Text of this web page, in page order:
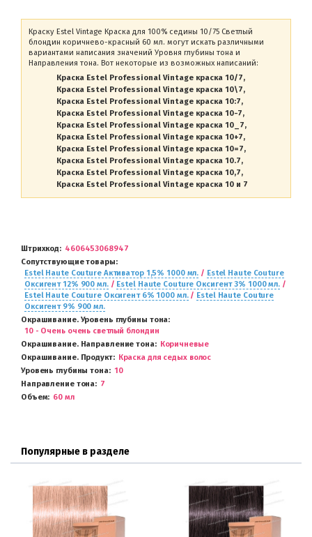
Краску Estel Vintage Краска для 100% седины 10/75 Светлый
блондин коричнево-красный 60 мл. могут искать различными
вариантами написания значений Уровня глубины тона и
Направления тона. Вот некоторые из возможных написаний:
Краска Estel Professional Vintage краска 10/7
Краска Estel Professional Vintage краска 10\7
Краска Estel Professional Vintage краска 10:7
Краска Estel Professional Vintage краска 10-7
Краска Estel Professional Vintage краска 10_7
Краска Estel Professional Vintage краска 10+7
Краска Estel Professional Vintage краска 10=7
Краска Estel Professional Vintage краска 10.7
Краска Estel Professional Vintage краска 10,7
Краска Estel Professional Vintage краска 10 и 7
Штрихкод
4606453068947
Сопутствующие товары
Estel Haute Couture Активатор 1,5% 1000 мл. / Estel Haute Couture
Оксигент 12% 900 мл./ Estel Haute Couture Оксигент 3% 1000 мл./
Estel Haute Couture Оксигент 6% 1000 мл./ Estel Haute Couture
Оксигент 9% 900 мл.
Окрашивание. Уровень глубины тона
10 - Очень очень светлый блондин
Окрашивание. Направление тона
Коричневые
Окрашивание. Продукт
Краска для седых волос
Уровень глубины тона
10
Направление тона
7
Объем
60 мл
Популярные в разделе